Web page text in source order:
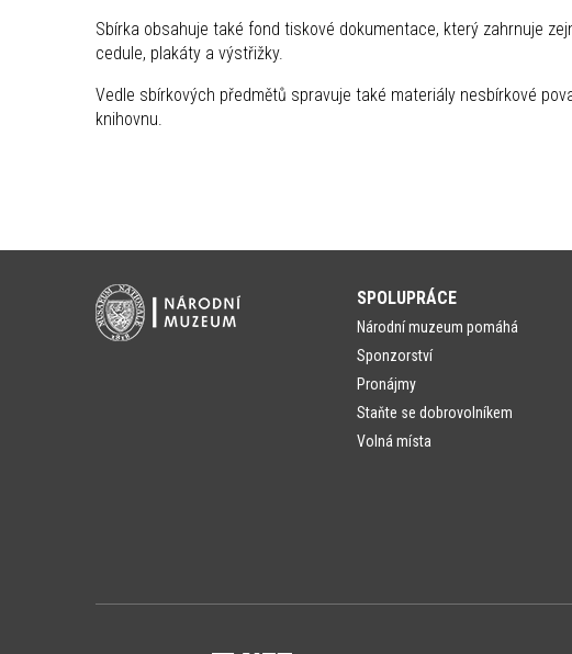
Sbírka obsahuje také fond tiskové dokumentace, který zahrnuje
cedule, plakáty a výstřižky.
Vedle sbírkových předmětů spravuje také materiály nesbírkové
knihovnu.
SPOLUPRÁCE
Národní muzeum pomáhá
Sponzorství
Pronájmy
Staňte se dobrovolníkem
Volná místa